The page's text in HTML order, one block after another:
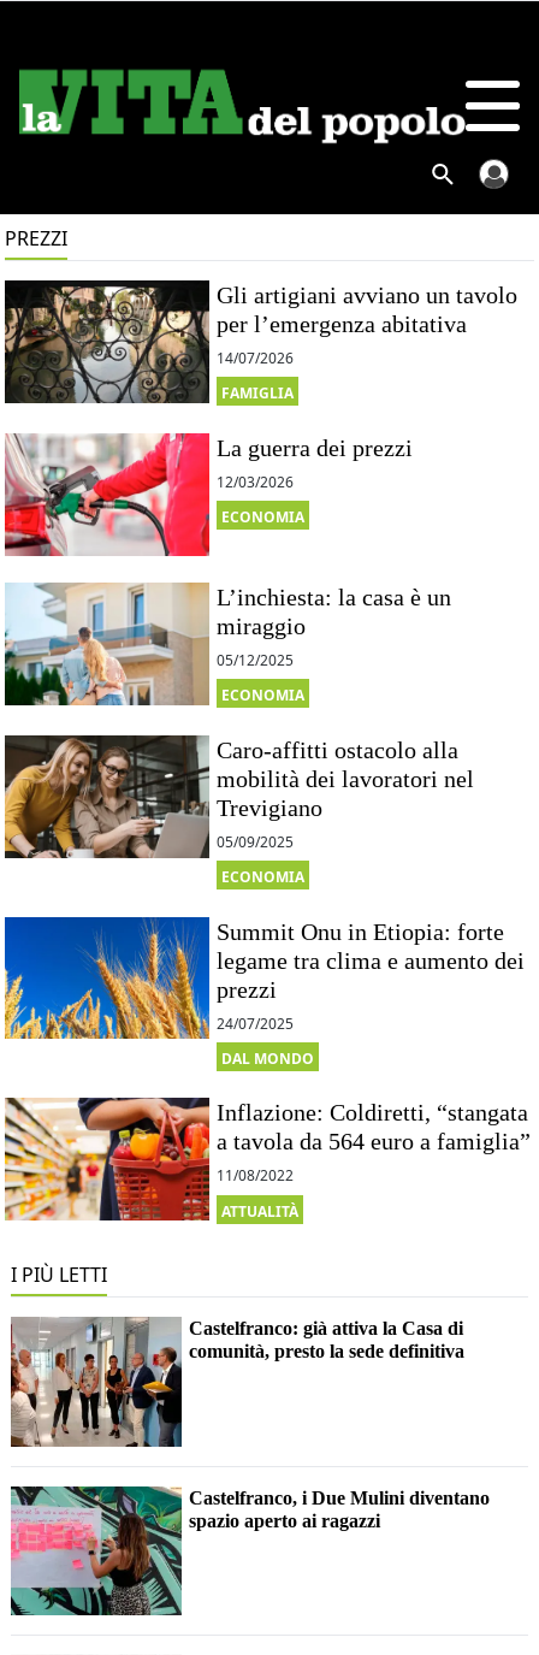
PREZZI
Gli artigiani avviano un tavolo
per l’emergenza abitativa
14/07/2026
FAMIGLIA
La guerra dei prezzi
12/03/2026
ECONOMIA
L’inchiesta: la casa è un
miraggio
05/12/2025
ECONOMIA
Caro-affitti ostacolo alla
mobilità dei lavoratori nel
Trevigiano
05/09/2025
ECONOMIA
Summit Onu in Etiopia: forte
legame tra clima e aumento dei
prezzi
24/07/2025
DAL MONDO
Inflazione: Coldiretti, “stangata
a tavola da 564 euro a famiglia”
11/08/2022
ATTUALITÀ
I PIÙ LETTI
Castelfranco: già attiva la Casa di
comunità, presto la sede definitiva
Castelfranco, i Due Mulini diventano
spazio aperto ai ragazzi